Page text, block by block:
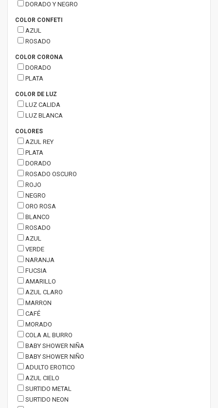
DORADO Y NEGRO
COLOR CONFETI
AZUL
ROSADO
COLOR CORONA
DORADO
PLATA
COLOR DE LUZ
LUZ CALIDA
LUZ BLANCA
COLORES
AZUL REY
PLATA
DORADO
ROSADO OSCURO
ROJO
NEGRO
ORO ROSA
BLANCO
ROSADO
AZUL
VERDE
NARANJA
FUCSIA
AMARILLO
AZUL CLARO
MARRON
CAFÉ
MORADO
COLA AL BURRO
BABY SHOWER NIÑA
BABY SHOWER NIÑO
ADULTO EROTICO
AZUL CIELO
SURTIDO METAL
SURTIDO NEON